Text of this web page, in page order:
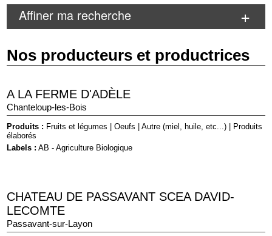
Affiner ma recherche
Nos producteurs et productrices
A LA FERME D'ADÈLE
Chanteloup-les-Bois
Produits : Fruits et légumes |Oeufs |Autre (miel, huile, etc...)
Produits
élaborés
Labels : AB - Agriculture Biologique
CHATEAU DE PASSAVANT SCEA DAVID-
LECOMTE
Passavant-sur-Layon